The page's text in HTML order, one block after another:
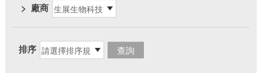
> 廠商
排序